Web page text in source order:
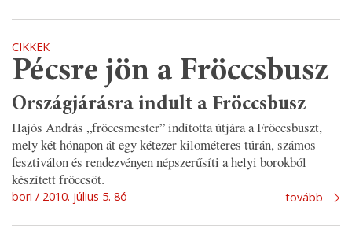
CIKKEK
Pécsre jön a Fröccsbusz
Országjárásra indult a Fröccsbusz
Hajós András „fröccsmester” indította útjára a Fröccsbuszt,
mely két hónapon át egy kétezer kilométeres túrán, számos
fesztiválon és rendezvényen népszerűsíti a helyi borokból
készített fröccsöt.
bori 2010. július 5. 8ó tovább